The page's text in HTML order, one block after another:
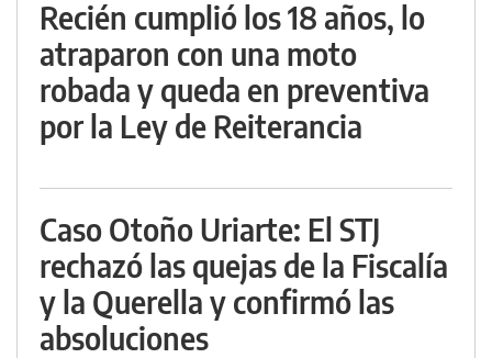
Recién cumplió los 18 años, lo
atraparon con una moto
robada y queda en preventiva
por la Ley de Reiterancia
Caso Otoño Uriarte: El STJ
rechazó las quejas de la Fiscalía
y la Querella y confirmó las
absoluciones